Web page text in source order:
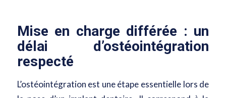
Mise en charge différée : un
délai d’ostéointégration
respecté
L’ostéointégration est une étape essentielle lors de